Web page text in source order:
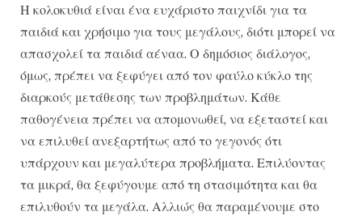
Η κολοκυθιά είναι ένα ευχάριστο παιχνίδι για τα
παιδιά και χρήσιμο για τους μεγάλους, διότι μπορεί να
απασχολεί τα παιδιά αέναα. Ο δημόσιος διάλογος,
όμως, πρέπει να ξεφύγει από τον φαύλο κύκλο της
διαρκούς μετάθεσης των προβλημάτων. Κάθε
παθογένεια πρέπει να απομονωθεί, να εξεταστεί και
να επιλυθεί ανεξαρτήτως από το γεγονός ότι
υπάρχουν και μεγαλύτερα προβλήματα. Επιλύοντας
τα μικρά, θα ξεφύγουμε από τη στασιμότητα και θα
επιλυθούν τα μεγάλα. Αλλιώς θα παραμένουμε στο